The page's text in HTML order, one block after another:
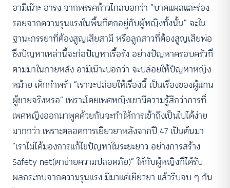
อามีเน๊าะ อารง จากพรรคก้าวไกลบอกว่า “บาดแผลและร่อง
รอยจากความรุนแรงในพื้นที่ตกอยู่กับผู้หญิงทั้งนั้น” จะใน
ฐานะภรรยาที่ต้องสูญเสียสามี หรือลูกสาวที่ต้องสูญเสียพ่อ
ซึ่งปัญหาเหล่านี้จะก่อปัญหาเรื้อรัง อย่างปัญหาครอบครัวที่
ตามมาในภายหลัง อามีเน๊าะบอกว่า จะปล่อยให้ปัญหาหญิง
หม้าย เด็กกำพร้า “เราจะปล่อยให้เรื่องนี้ เป็นเรื่องของผู้แทน
ผู้ชายจริงหรอ” เพราะโดยเพศหญิงเขามีความรู้สึกว่าการที่
เพศหญิงออกมาพูดด้วยกันจะทำให้การเข้าถึงเป็นไปได้ง่าย
มากกว่า เพราะตลอดการเยียวยาหลังจากปี 47 เป็นต้นมา
“เราไม่ได้มองการแก้ไขปัญหาในระยะยาว อย่างการสร้าง
Safety net(ตาข่ายความปลอดภัย)” ให้กับผู้หญิงที่ได้รับ
ผลกระทบจากความรุนแรง มีมาแค่เยียวยา แล้วรีบจบ ๆ กัน